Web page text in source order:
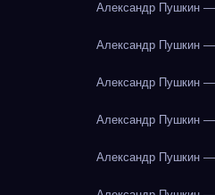
Александр Пушкин —
Александр Пушкин —
Александр Пушкин —
Александр Пушкин —
Александр Пушкин —